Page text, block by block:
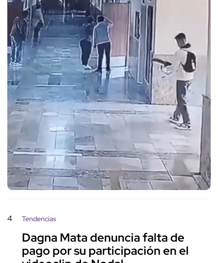
4 Tendencias
Dagna Mata denuncia falta de
pago por su participación en el